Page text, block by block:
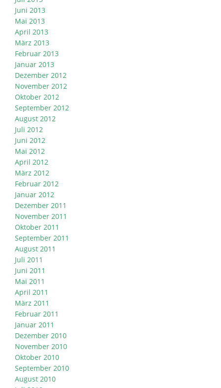
Juni 2013
Mai 2013
April 2013
März 2013
Februar 2013
Januar 2013
Dezember 2012
November 2012
Oktober 2012
September 2012
August 2012
Juli 2012
Juni 2012
Mai 2012
April 2012
März 2012
Februar 2012
Januar 2012
Dezember 2011
November 2011
Oktober 2011
September 2011
August 2011
Juli 2011
Juni 2011
Mai 2011
April 2011
März 2011
Februar 2011
Januar 2011
Dezember 2010
November 2010
Oktober 2010
September 2010
August 2010